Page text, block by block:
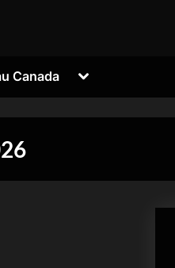
Canada
Toggle
menu